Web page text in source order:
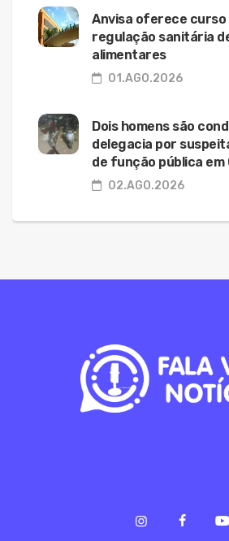
Anvisa oferece
regulação sanitária
alimentares
01.AGO.2026
Dois homens são
delegacia por
de função pública em
02.AGO.2026